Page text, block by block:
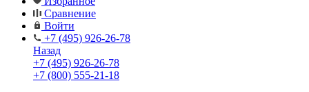
Сравнение
Войти
+7 (495) 926-26-78
Назад
+7 (495) 926-26-78
+7 (800) 555-21-18